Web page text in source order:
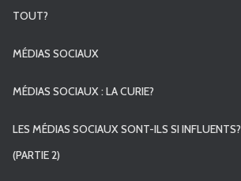
TOUT?
MÉDIAS SOCIAUX
MÉDIAS SOCIAUX : LA CURIE?
LES MÉDIAS SOCIAUX SONT-ILS SI INFLUENTS?
(PARTIE 2)